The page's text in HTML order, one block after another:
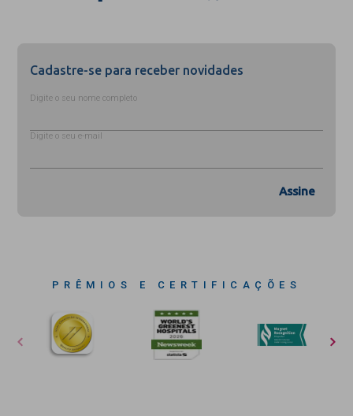
Cadastre-se para receber novidades
Digite o seu nome completo
Digite o seu e-mail
Assine
PRÊMIOS E CERTIFICAÇÕES